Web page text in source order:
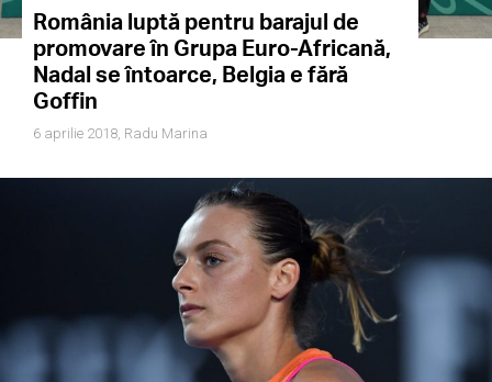
România luptă pentru barajul de
promovare în Grupa Euro-Africană,
Nadal se întoarce, Belgia e fără
Goffin
6 aprilie 2018, Radu Marina